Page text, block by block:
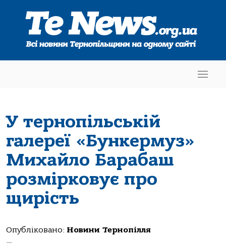
У тернопільській
галереї «Бункермуз»
Михайло Барабаш
розмірковує про
щирість
Опубліковано: Новини Тернопілля
—